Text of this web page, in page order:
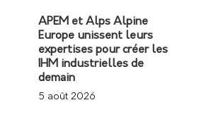
APEM et Alps Alpine
Europe unissent leurs
expertises pour créer les
IHM industrielles de
demain
5 août 2026